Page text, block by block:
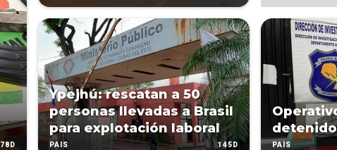
78D
Ypejhú: rescatan a 50
personas llevadas a Brasil
para explotación laboral
PAÍS 145D PAÍS